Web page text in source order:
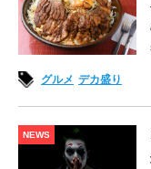
グルメ デカ盛り
NEWS